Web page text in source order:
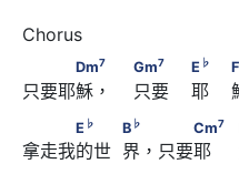
Dm7
E♭
B
Dm7 Gm7 E ♭ F
只要耶穌，    只要    耶
E ♭ B ♭
F7
E ♭ B ♭ Cm7
拿走我的世  界，只要耶